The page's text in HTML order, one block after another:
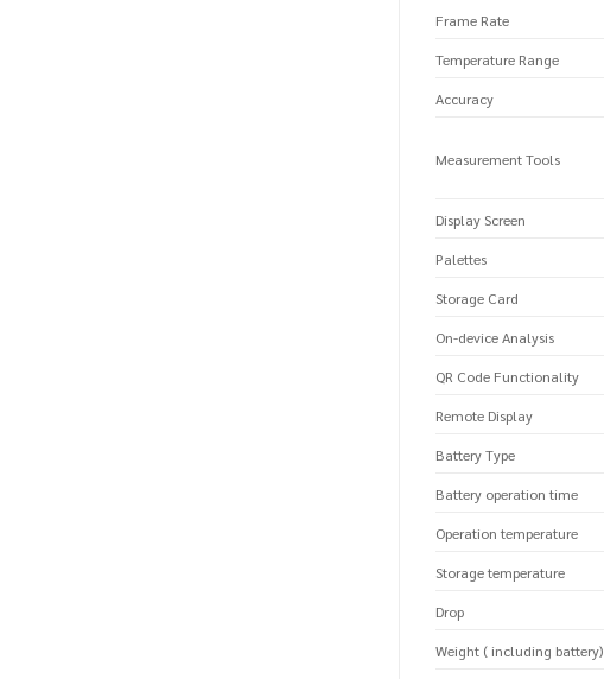
Frame Rate
Temperature Range
Accuracy
Measurement Tools
Display Screen
Palettes
Storage Card
On-device Analysis
QR Code Functionality
Remote Display
Battery Type
Battery operation time
Operation temperature
Storage temperature
Drop
Weight ( including battery)